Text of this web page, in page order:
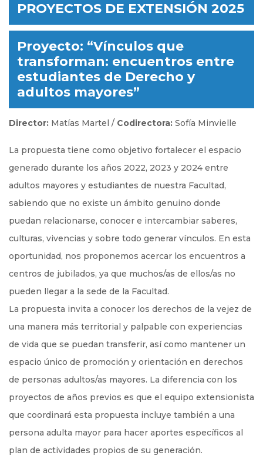
PROYECTOS DE EXTENSIÓN 2025
Proyecto: “Vínculos que
transforman: encuentros entre
estudiantes de Derecho y
adultos mayores”
Director: Matías Martel / Codirectora: Sofía Minvielle
La propuesta tiene como objetivo fortalecer el espacio
generado durante los años 2022, 2023 y 2024 entre
adultos mayores y estudiantes de nuestra Facultad,
sabiendo que no existe un ámbito genuino donde
puedan relacionarse, conocer e intercambiar saberes,
culturas, vivencias y sobre todo generar vínculos. En esta
oportunidad, nos proponemos acercar los encuentros a
centros de jubilados, ya que muchos/as de ellos/as no
pueden llegar a la sede de la Facultad.
La propuesta invita a conocer los derechos de la vejez de
una manera más territorial y palpable con experiencias
de vida que se puedan transferir, así como mantener un
espacio único de promoción y orientación en derechos
de personas adultos/as mayores. La diferencia con los
proyectos de años previos es que el equipo extensionista
que coordinará esta propuesta incluye también a una
persona adulta mayor para hacer aportes específicos al
plan de actividades propios de su generación.